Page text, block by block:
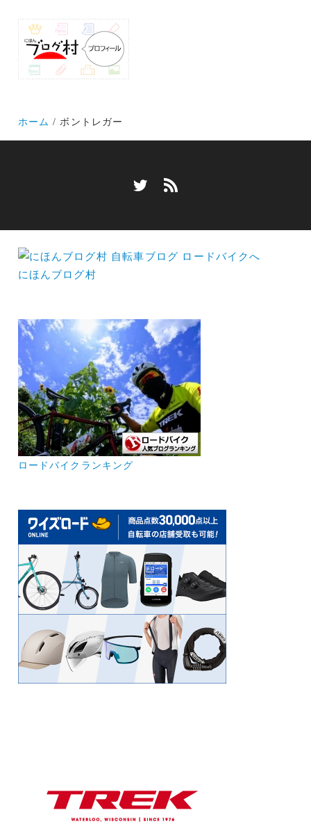
ホーム ボントレガー
にほんブログ村
ロードバイクランキング